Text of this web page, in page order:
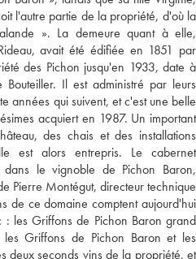
l'autre partie de la propriété, d'où la
». La demeure quant à elle,
avait été édifiée en 1851 par
des Pichon jusqu'en 1933, date à
Il est administré par leurs
années qui suivent, et c'est une belle
acquiert en 1987. Un important
des chais et des installations
est alors entrepris. Le cabernet
le vignoble de Pichon Baron,
Pierre Montégut, directeur technique
de ce domaine comptent aujourd'hui
: les Griffons de Pichon Baron grand
Griffons de Pichon Baron et les
deux seconds vins de la propriété, et